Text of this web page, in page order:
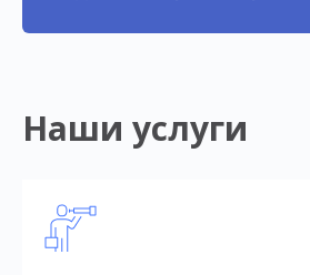
Наши услуги